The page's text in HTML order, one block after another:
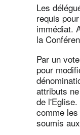
Les
requis
immédiat.
la
Par un
pour
attributs
de l'Eglise.
comme
soumis